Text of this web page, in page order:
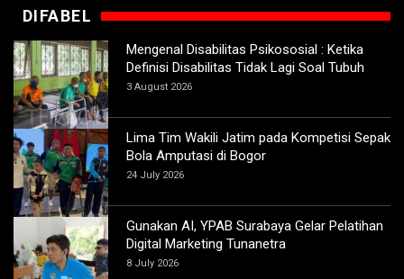
DIFABEL
Mengenal Disabilitas Psikososial : Ketika
Definisi Disabilitas Tidak Lagi Soal Tubuh
3 August 2026
Lima Tim Wakili Jatim pada Kompetisi Sepak
Bola Amputasi di Bogor
24 July 2026
Gunakan AI, YPAB Surabaya Gelar Pelatihan
Digital Marketing Tunanetra
8 July 2026